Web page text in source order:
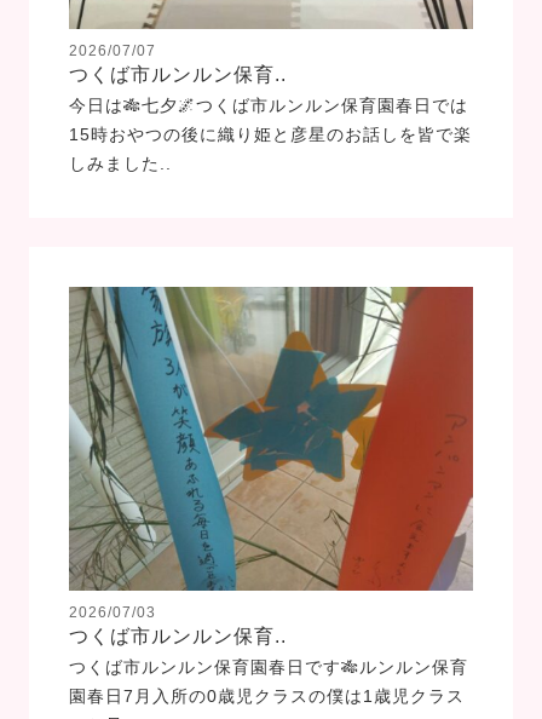
2026/07/07
つくば市ルンルン保育..
今日は🎋七夕🌌つくば市ルンルン保育園春日では
15時おやつの後に織り姫と彦星のお話しを皆で楽
しみました..
2026/07/03
つくば市ルンルン保育..
つくば市ルンルン保育園春日です🎋ルンルン保育
園春日7月入所の0歳児クラスの僕は1歳児クラス